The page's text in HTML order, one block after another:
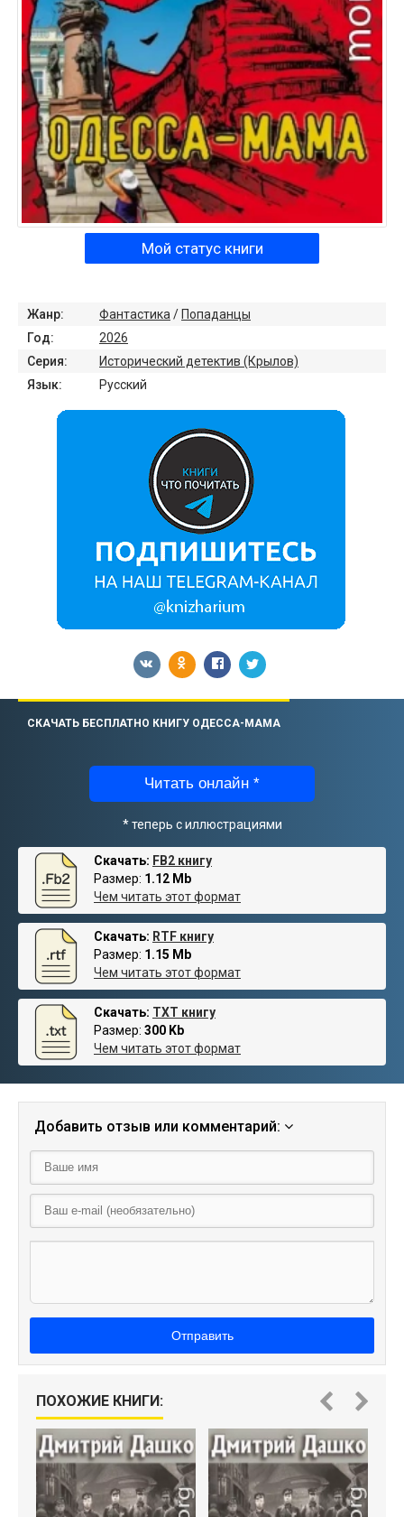
Мой статус книги
Жанр: Фантастика / Попаданцы
Год:
2026
Серия:
Исторический детектив (Крылов)
Язык:
Русский
СКАЧАТЬ БЕСПЛАТНО КНИГУ ОДЕССА-МАМА
Читать онлайн *
* теперь с иллюстрациями
Скачать: FB2 книгу
Размер: 1.12 Mb
Чем читать этот формат
Скачать: RTF книгу
Размер: 1.15 Mb
Чем читать этот формат
Скачать: TXT книгу
Размер: 300 Kb
Чем читать этот формат
Добавить отзыв или комментарий:
Отправить
ПОХОЖИЕ КНИГИ: